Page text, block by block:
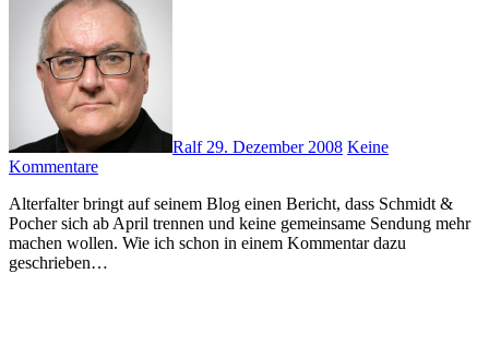
Ralf29. Dezember 2008 Keine
Kommentare
Alterfalter bringt auf seinem Blog einen Bericht, dass Schmidt &
Pocher sich ab April trennen und keine gemeinsame Sendung mehr
machen wollen. Wie ich schon in einem Kommentar dazu
geschrieben…